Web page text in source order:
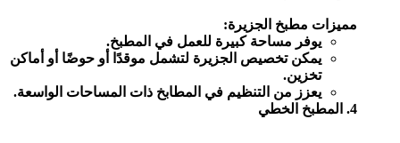
مميزات مطبخ الجزيرة:
يوفر مساحة كبيرة للعمل في المطبخ.
يمكن تخصيص الجزيرة لتشمل موقدًا أو حوضًا أو أماكن
تخزين.
يعزز من التنظيم في المطابخ ذات المساحات الواسعة.
4. المطبخ الخطي